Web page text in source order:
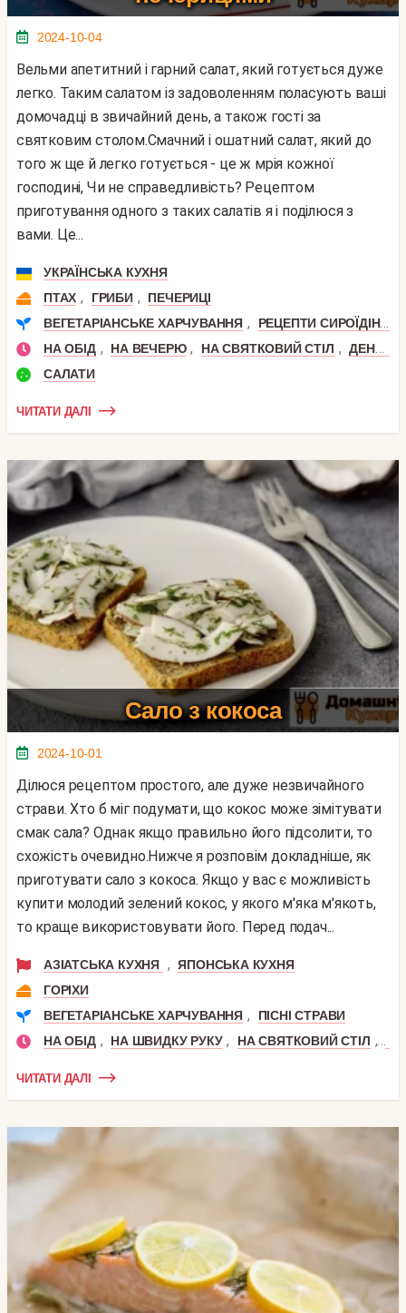
2024-10-04
Вельми апетитний і гарний салат, який готується дуже
легко. Таким салатом із задоволенням поласують ваші
домочадці в звичайний день, а також гості за
святковим столом.Смачний і ошатний салат, який до
того ж ще й легко готується - це ж мрія кожної
господині, Чи не справедливість? Рецептом
приготування одного з таких салатів я і поділюся з
вами. Це...
УКРАЇНСЬКА КУХНЯ
ПТАХ , ГРИБИ ,
ПЕЧЕРИЦІ
ВЕГЕТАРІАНСЬКЕ ХАРЧУВАННЯ ,
РЕЦЕПТИ СИРОЇДІННЯ
НА ОБІД , НА ВЕЧЕРЮ , НА СВЯТКОВИЙ СТІЛ , ДЕНЬ НАРОДЖЕННЯ
САЛАТИ
ЧИТАТИ ДАЛІ
Сало з кокоса
2024-10-01
Ділюся рецептом простого, але дуже незвичайного
страви. Хто б міг подумати, що кокос може зімітувати
смак сала? Однак якщо правильно його підсолити, то
схожість очевидно.Нижче я розповім докладніше, як
приготувати сало з кокоса. Якщо у вас є можливість
купити молодий зелений кокос, у якого м'яка м'якоть,
то краще використовувати його. Перед подач...
АЗІАТСЬКА КУХНЯ , ЯПОНСЬКА КУХНЯ
ГОРІХИ
ВЕГЕТАРІАНСЬКЕ ХАРЧУВАННЯ ,
ПІСНІ СТРАВИ
НА ОБІД , НА ШВИДКУ РУКУ , НА СВЯТКОВИЙ СТІЛ ,
ЧИТАТИ ДАЛІ